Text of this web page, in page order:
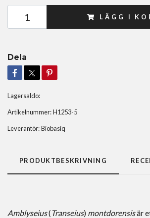
LÄGG I
Dela
Lagersaldo:
Artikelnummer:H1253-5
Leverantör:Biobasiq
PRODUKTBESKRIVNING
Amblyseius(Transeius) montdorensisär